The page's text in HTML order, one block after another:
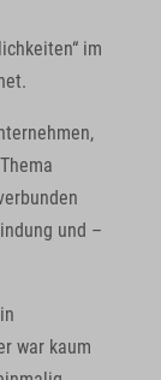
im
und –
war kaum